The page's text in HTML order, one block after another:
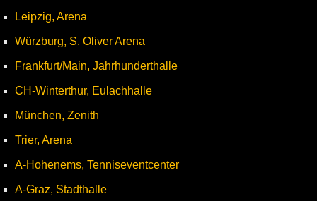
Leipzig, Arena
Würzburg, S. Oliver Arena
Frankfurt/Main, Jahrhunderthalle
CH-Winterthur, Eulachhalle
München, Zenith
Trier, Arena
A-Hohenems, Tenniseventcenter
A-Graz, Stadthalle